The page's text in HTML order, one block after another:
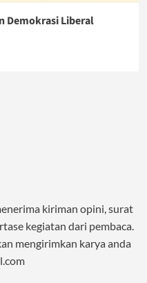
Demokrasi Liberal
kiriman opini, surat
kegiatan dari pembaca.
mengirimkan karya anda